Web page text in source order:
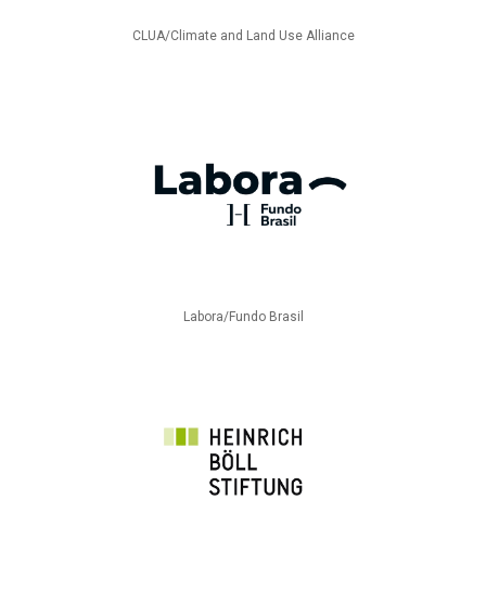
CLUA/Climate and Land Use Alliance
Labora/Fundo Brasil